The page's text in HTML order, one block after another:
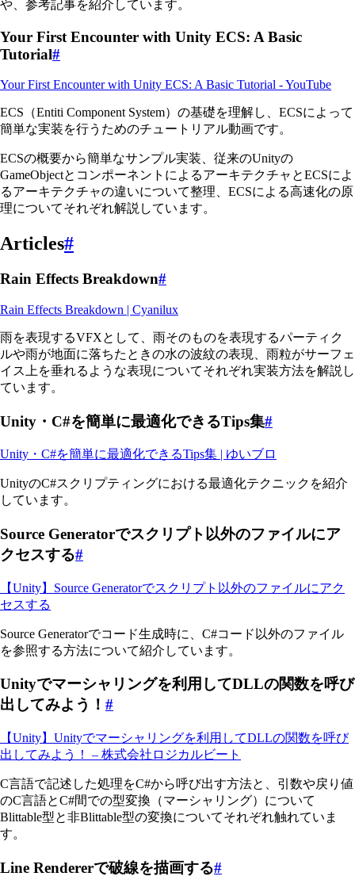
や、参考記事を紹介しています。
Your First Encounter with Unity ECS: A Basic
Tutorial#
Your First Encounter with Unity ECS: A Basic Tutorial - YouTube
ECS（Entiti Component System）の基礎を理解し、ECSによって
簡単な実装を行うためのチュートリアル動画です。
ECSの概要から簡単なサンプル実装、従来のUnityの
GameObjectとコンポーネントによるアーキテクチャとECSによ
るアーキテクチャの違いについて整理、ECSによる高速化の原
理についてそれぞれ解説しています。
Articles#
Rain Effects Breakdown#
Rain Effects Breakdown | Cyanilux
雨を表現するVFXとして、雨そのものを表現するパーティク
ルや雨が地面に落ちたときの水の波紋の表現、雨粒がサーフェ
イス上を垂れるような表現についてそれぞれ実装方法を解説し
ています。
Unity・C#を簡単に最適化できるTips集#
Unity・C#を簡単に最適化できるTips集 | ゆいブロ
UnityのC#スクリプティングにおける最適化テクニックを紹介
しています。
Source Generatorでスクリプト以外のファイルにア
クセスする#
【Unity】Source Generatorでスクリプト以外のファイルにアク
セスする
Source Generatorでコード生成時に、C#コード以外のファイル
を参照する方法について紹介しています。
Unityでマーシャリングを利用してDLLの関数を呼び
出してみよう！ #
【Unity】Unityでマーシャリングを利用してDLLの関数を呼び
出してみよう！ – 株式会社ロジカルビート
C言語で記述した処理をC#から呼び出す方法と、引数や戻り値
のC言語とC#間での型変換（マーシャリング）について
Blittable型と非Blittable型の変換についてそれぞれ触れていま
す。
Line Rendererで破線を描画する#